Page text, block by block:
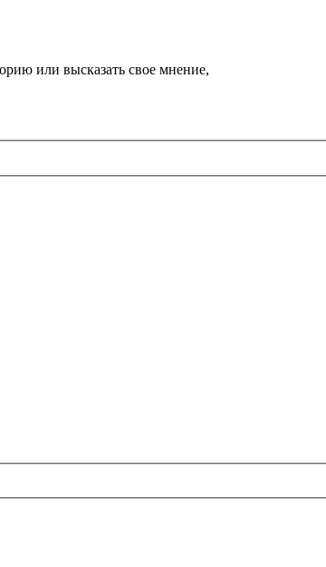
или высказать свое мнение,